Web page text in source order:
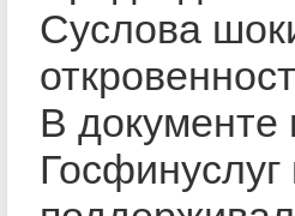
Суслова
В документе